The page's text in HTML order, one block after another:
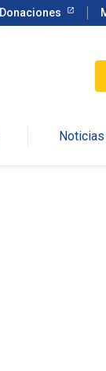
Donaciones
Noticias